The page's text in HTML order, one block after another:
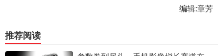
编辑:章芳
推荐阅读